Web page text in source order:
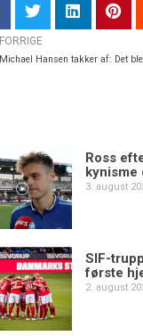
FORRIGE
Michael Hansen takker af: Det
Ross
kynisme
3. august
SIF-
første
2. august